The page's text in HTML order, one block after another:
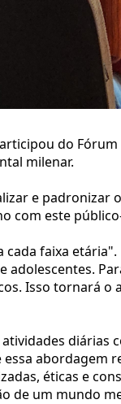
do
milenar.
e padronizar
com este
faixa
Isso tornará o
diárias
abordagem
éticas e
de um mundo